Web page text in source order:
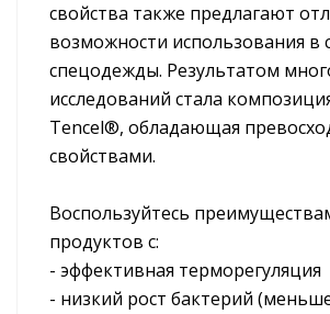
свойства также предлагают
возможности использования в
спецодежды. Результатом
исследований стала
Tencel®, обладающая
свойствами.
Воспользуйтесь
продуктов с:
- эффективная терморегуляция
- низкий рост бактерий